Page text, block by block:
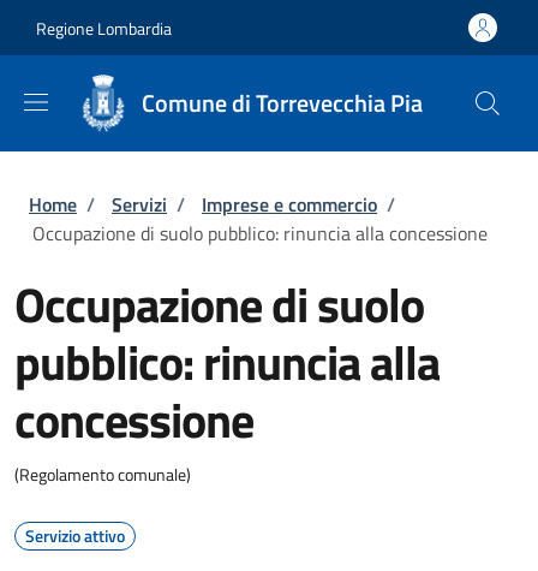
Regione Lombardia
Comune di Torrevecchia Pia
Briciole di pane
Home / Servizi / Imprese e commercio /
Occupazione di suolo pubblico: rinuncia alla concessione
Occupazione di suolo
pubblico: rinuncia alla
concessione
(Regolamento comunale)
Servizio attivo